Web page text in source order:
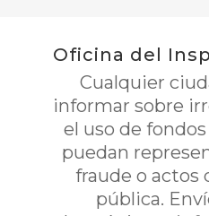
Oficina del
Cualquier
informar sobre
el uso de
puedan
fraude o actos
pública.